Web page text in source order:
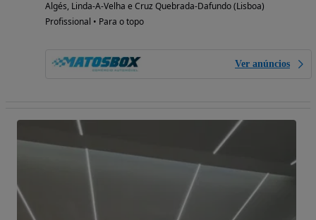
Algés, Linda-A-Velha e Cruz Quebrada-Dafundo (Lisboa)
Profissional • Para o topo
Ver anúncios